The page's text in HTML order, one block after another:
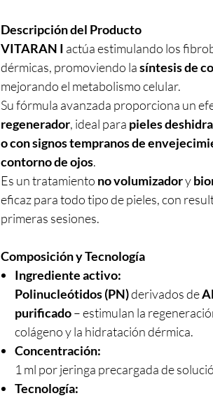
Descripción del Producto
VITARAN I actúa estimulando los
dérmicas, promoviendo lasíntesis de
mejorando el metabolismo celular.
Su fórmula avanzada proporciona un
regenerador, ideal para pieles
o con signos tempranos de
contorno de ojos.
Es un tratamiento no volumizadory
eficaz para todo tipo de pieles, con
primeras sesiones.
Composición y Tecnología
Ingrediente activo:
Polinucleótidos (PN)derivados de
purificado– estimulan la
colágeno y la hidratación dérmica.
Concentración:
1 ml por jeringa precargada de
Tecnología: